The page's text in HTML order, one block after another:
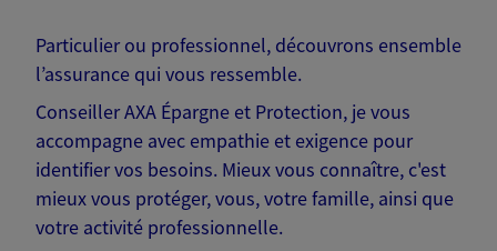
Particulier ou professionnel, découvrons ensemble
l’assurance qui vous ressemble.
Conseiller AXA Épargne et Protection, je vous
accompagne avec empathie et exigence pour
identifier vos besoins. Mieux vous connaître, c'est
mieux vous protéger, vous, votre famille, ainsi que
votre activité professionnelle.